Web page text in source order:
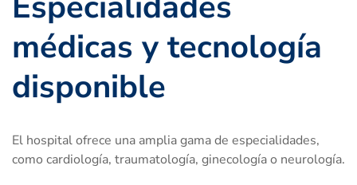
médicas y tecnología
disponible
El hospital ofrece una amplia gama de especialidades,
como cardiología, traumatología, ginecología o neurología.